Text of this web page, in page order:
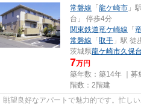
常磐線 「 龍ケ崎市 」
台」 停歩4分
関東鉄道竜ケ崎線 「
常磐線 「 取手 」駅 徒
茨城県龍ケ崎市久保台
7万円
築年数：築14年 ｜募
階数：2階建
眺望良好なアパートで魅力的です。忙し